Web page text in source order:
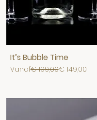
It’s Bubble Time
Vanaf
Normale prijs
€ 199,00€ 149,00
Verkoopprijs